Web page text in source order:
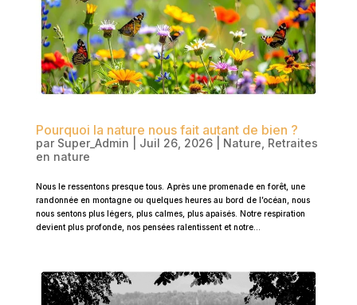
Pourquoi la nature nous fait autant de bien ?
par Super_Admin Juil 26, 2026| Nature Retraites
en nature
Nous le ressentons presque tous. Après une promenade en forêt, une
randonnée en montagne ou quelques heures au bord de l’océan, nous
nous sentons plus légers, plus calmes, plus apaisés. Notre respiration
devient plus profonde, nos pensées ralentissent et notre...